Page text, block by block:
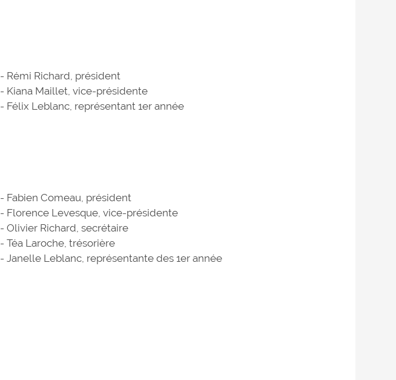
- Rémi Richard, président
- Kiana Maillet, vice-présidente
- Félix Leblanc, représentant 1er année
- Fabien Comeau, président
- Florence Levesque, vice-présidente
- Olivier Richard, secrétaire
- Téa Laroche, trésorière
- Janelle Leblanc, représentante des 1er année